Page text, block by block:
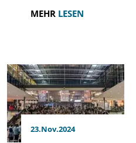
MEHR LESEN
23.Nov.2024